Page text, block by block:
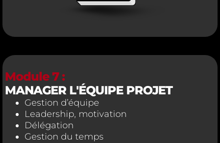
Module 7 :
MANAGER L'ÉQUIPE PROJET
Gestion d’équipe
Leadership, motivation
Délégation
Gestion du temps